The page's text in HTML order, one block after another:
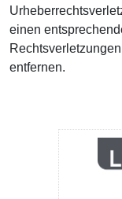
einen
entfernen.